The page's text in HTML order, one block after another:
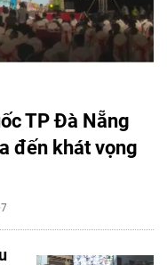
TP Đà Nẵng
đến khát vọng